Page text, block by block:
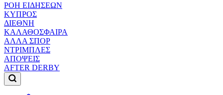
ΡΟΗ ΕΙΔΗΣΕΩΝ
ΚΥΠΡΟΣ
ΔΙΕΘΝΗ
ΚΑΛΑΘΟΣΦΑΙΡΑ
ΑΛΛΑ ΣΠΟΡ
ΝΤΡΙΜΠΛΕΣ
ΑΠΟΨΕΙΣ
AFTER DERBY